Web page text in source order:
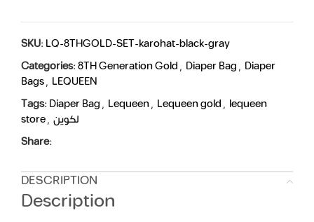
SKU:LQ-8THGOLD-SET-karohat-black-gray
Categories:8TH Generation Gold, Diaper Bag, Diaper
Bags, LEQUEEN
Tags:Diaper Bag, Lequeen, Lequeen gold, lequeen
store, لكوين
Share:
DESCRIPTION
Description